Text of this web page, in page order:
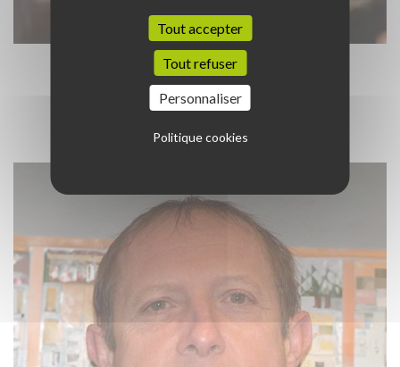
Caroline BRUANDET
Membre du Comité Directeur
Essonne (91)
Tout accepter
Tout refuser
Personnaliser
Politique cookies